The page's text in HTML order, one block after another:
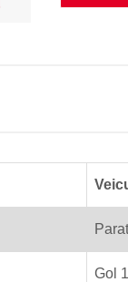
Gol